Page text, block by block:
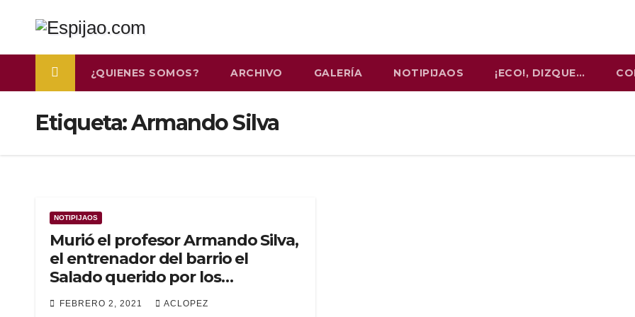
contenido
¿QUIENES SOMOS? ARCHIVO GALERÍA NOTIPIJAOS ¡ECO!, DIZQUE…
Etiqueta:Armando Silva
NOTIPIJAOS
Murió el profesor Armando Silva,
el entrenador del barrio el
Salado querido por los
ibaguereños
FEBRERO 2, 2021 ACLOPEZ